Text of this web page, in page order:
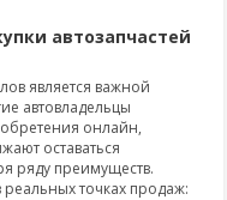
автозапчастей
является важной
автовладельцы
онлайн,
оставаться
ряду преимуществ.
точках продаж: